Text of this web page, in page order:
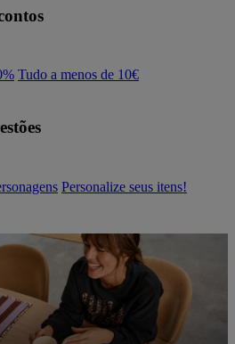
Tudo a menos de 10€
Personalize seus itens!